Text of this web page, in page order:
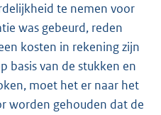
te nemen voor
was gebeurd, reden
kosten in rekening zijn
basis van de stukken en
moet het er naar het
worden gehouden dat de